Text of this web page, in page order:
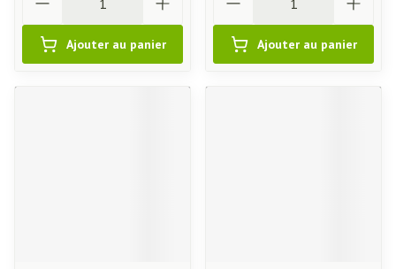
Ajouter au panier Ajouter au panier